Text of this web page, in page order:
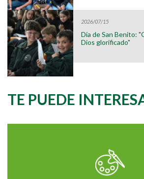
2026/07/15
Día de San Benito:
Dios glorificado"
TE PUEDE